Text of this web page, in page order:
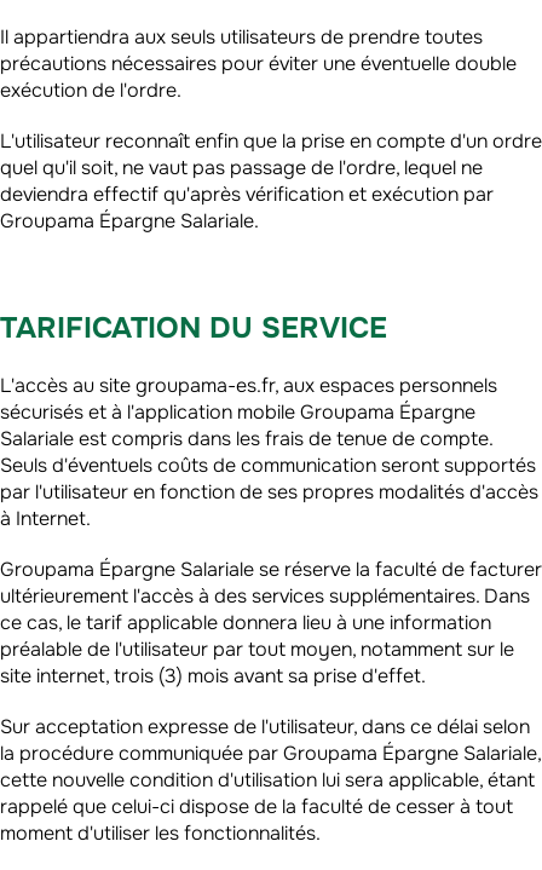
Il appartiendra aux seuls utilisateurs de prendre toutes
précautions nécessaires pour éviter une éventuelle double
exécution de l'ordre.
L'utilisateur reconnaît enfin que la prise en compte d'un ordre
quel qu'il soit, ne vaut pas passage de l'ordre, lequel ne
deviendra effectif qu'après vérification et exécution par
Groupama Épargne Salariale.
TARIFICATION DU SERVICE
L'accès au site groupama-es.fr, aux espaces personnels
sécurisés et à l'application mobile Groupama Épargne
Salariale est compris dans les frais de tenue de compte.
Seuls d'éventuels coûts de communication seront supportés
par l'utilisateur en fonction de ses propres modalités d'accès
à Internet.
Groupama Épargne Salariale se réserve la faculté de facturer
ultérieurement l'accès à des services supplémentaires. Dans
ce cas, le tarif applicable donnera lieu à une information
préalable de l'utilisateur par tout moyen, notamment sur le
site internet, trois (3) mois avant sa prise d'effet.
Sur acceptation expresse de l'utilisateur, dans ce délai selon
la procédure communiquée par Groupama Épargne Salariale,
cette nouvelle condition d'utilisation lui sera applicable, étant
rappelé que celui-ci dispose de la faculté de cesser à tout
moment d'utiliser les fonctionnalités.